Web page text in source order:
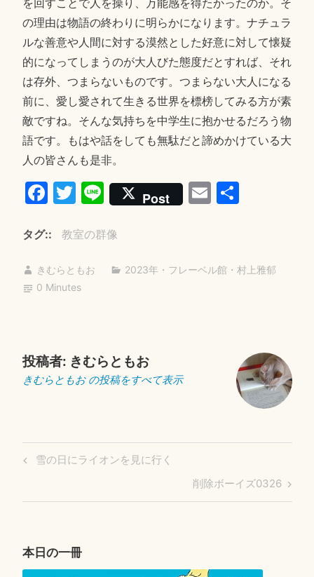
を回すことで人を操り、万能感を得たかったのか。そ
の理由は物語の終わりに明らかになります。ナチュラ
ルな善意や人間に対する漠然とした好意に対して懐疑
的になってしまうのが大人びた態度だとすれば、それ
は存外、つまらないものです。つまらない大人になる
前に、愛し愛されて生きる世界を標榜してみる方が素
敵ですね。そんな気持ちを中学生に抱かせるだろう物
語です。もはや話をしても無駄だと諦めかけている大
人の皆さんも是非。
Fa
bo
ok
T
tte
r
Li
ne
Post E 共
タグ: 教室の群像
きむらともお 2023年 ・ フレーベル館・ 村上雅郁
0 Minutes
投稿者: きむらともお
きむらともお の投稿をすべて表示
投
ー
シ
Previous
雪の日にライオンを見に行く
Next
Post
削除ボーイズ0326
本日の一冊